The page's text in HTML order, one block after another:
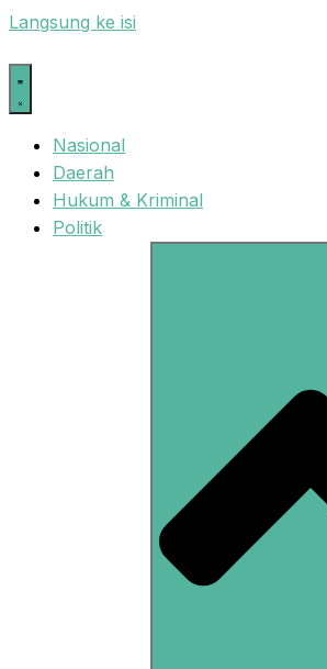
Langsung ke isi
Nasional
Daerah
Hukum & Kriminal
Politik